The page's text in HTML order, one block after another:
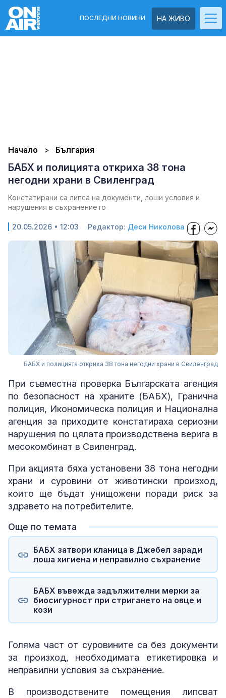
НА ЖИВО
ПОСЛЕДНИ НОВИНИ
Начало България
БАБХ и полицията откриха 38 тона
негодни храни в Свиленград
Констатирани са липса на документи, лоши условия и
нарушения в съхранението
20.05.2026 • 12:03 Редактор: Деси Николова
БАБХ и полицията откриха 38 тона негодни храни в Свиленград
При съвместна проверка Българската агенция
по безопасност на храните (БАБХ), Гранична
полиция, Икономическа полиция и Национална
агенция за приходите констатираха сериозни
нарушения по цялата производствена верига в
месокомбинат в Свиленград.
При акцията бяха установени 38 тона негодни
храни и суровини от животински произход,
които ще бъдат унищожени поради риск за
здравето на потребителите.
Още по темата
БАБХ затвори кланица в Джебел заради
лоша хигиена и неправилно съхранение
БАБХ въвежда задължителни мерки за
биосигурност при стригането на овце и
кози
Голяма част от суровините са без документи
за произход, необходимата етикетировка и
неправилни условия за съхранение.
В производствените помещения липсват